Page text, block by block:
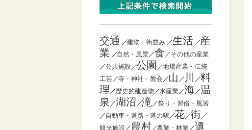
交通 ／建物・街並み ／生活／産
業 ／自然・風景／食 ／その他の産業
／公共施設／公園 ／地場産業・伝統
工芸／寺・神社・教会 ／山 ／ 川 ／料
理 ／歴史的建造物 ／水産業／海／温
泉 ／湖沼 ／滝 ／祭り・習俗・風習
／自動車・道路・道の駅 ／花／街／
観光施設／ 農村／農業・林業／遺